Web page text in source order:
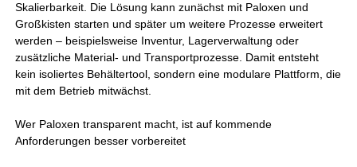
Skalierbarkeit. Die Lösung kann zunächst mit Paloxen und
Großkisten starten und später um weitere Prozesse erweitert
werden – beispielsweise Inventur, Lagerverwaltung oder
zusätzliche Material- und Transportprozesse. Damit entsteht
kein isoliertes Behältertool, sondern eine modulare Plattform, die
mit dem Betrieb mitwächst.
Wer Paloxen transparent macht, ist auf kommende
Anforderungen besser vorbereitet